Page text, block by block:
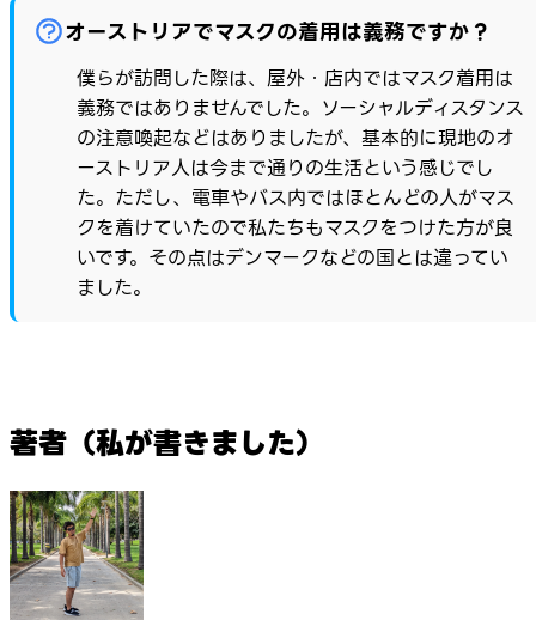
オーストリアでマスクの着用は義務ですか？
僕らが訪問した際は、屋外・店内ではマスク着用は
義務ではありませんでした。ソーシャルディスタンス
の注意喚起などはありましたが、基本的に現地のオ
ーストリア人は今まで通りの生活という感じでし
た。ただし、電車やバス内ではほとんどの人がマス
クを着けていたので私たちもマスクをつけた方が良
いです。その点はデンマークなどの国とは違ってい
ました。
著者（私が書きました）